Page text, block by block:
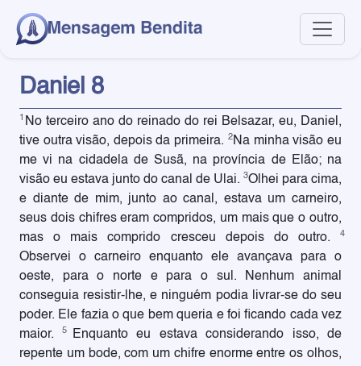
Daniel 8
1 No terceiro ano do reinado do rei Belsazar, eu, Daniel,
tive outra visão, depois da primeira. 2Na minha visão eu
me vi na cidadela de Susã, na província de Elão; na
visão eu estava junto do canal de Ulai. 3Olhei para cima,
e diante de mim, junto ao canal, estava um carneiro,
seus dois chifres eram compridos, um mais que o outro,
mas o mais comprido cresceu depois do outro.
4
Observei o carneiro enquanto ele avançava para o
oeste, para o norte e para o sul. Nenhum animal
conseguia resistir-lhe, e ninguém podia livrar-se do seu
poder. Ele fazia o que bem queria e foi ficando cada vez
maior.5
Enquanto eu estava considerando isso, de
repente um bode, com um chifre enorme entre os olhos,